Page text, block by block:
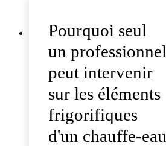
Pourquoi seul
un professionnel
peut intervenir
sur les éléments
frigorifiques
d'un chauffe-eau